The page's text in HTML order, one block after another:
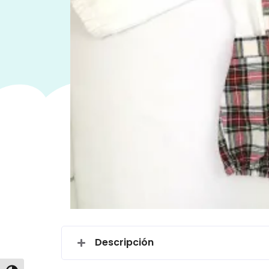
Descripción